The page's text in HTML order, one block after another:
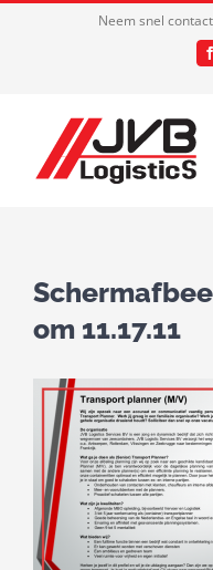
Neem snel
om 11.17.11